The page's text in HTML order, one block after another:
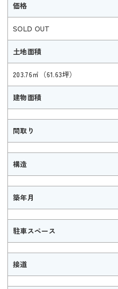
価格
SOLD OUT
土地面積
203.76㎡（61.63坪）
建物面積
間取り
構造
築年月
駐車スペース
接道